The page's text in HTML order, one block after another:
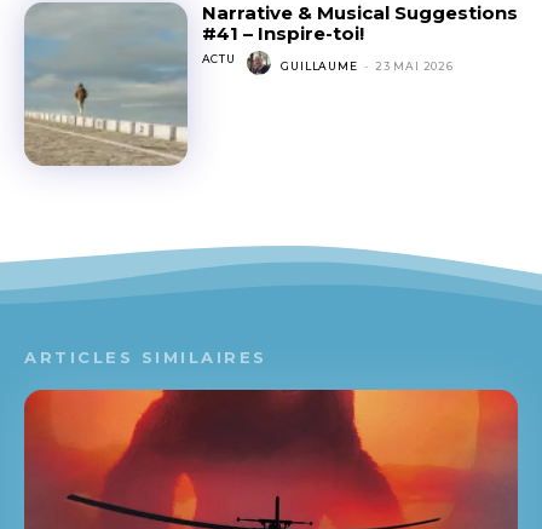
Narrative & Musical Suggestions
#41 – Inspire-toi!
ACTU GUILLAUME - 23 MAI 2026
ARTICLES SIMILAIRES